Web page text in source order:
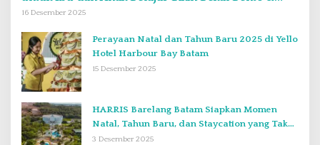
Kimbab
16 Desember 2025
Perayaan Natal dan Tahun Baru 2025 di Yello
Hotel Harbour Bay Batam
15 Desember 2025
HARRIS Barelang Batam Siapkan Momen
Natal, Tahun Baru, dan Staycation yang Tak
Terlupakan di Desember 2025
3 Desember 2025